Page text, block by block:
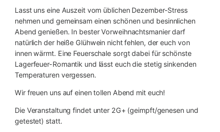
Lasst uns eine Auszeit vom üblichen Dezember-Stress
nehmen und gemeinsam einen schönen und besinnlichen
Abend genießen. In bester Vorweihnachtsmanier darf
natürlich der heiße Glühwein nicht fehlen, der euch von
innen wärmt. Eine Feuerschale sorgt dabei für schönste
Lagerfeuer-Romantik und lässt euch die stetig sinkenden
Temperaturen vergessen.
Wir freuen uns auf einen tollen Abend mit euch!
Die Veranstaltung findet unter 2G+ (geimpft/genesen und
getestet) statt.